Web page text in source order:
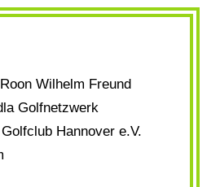
Wilhelm Freund
Golfnetzwerk
Hannover e.V.